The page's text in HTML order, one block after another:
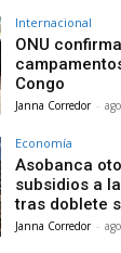
Internacional
ONU
Congo
Janna Corredor -
Economía
Asobanca
subsidios a
tras doblete
Janna Corredor -